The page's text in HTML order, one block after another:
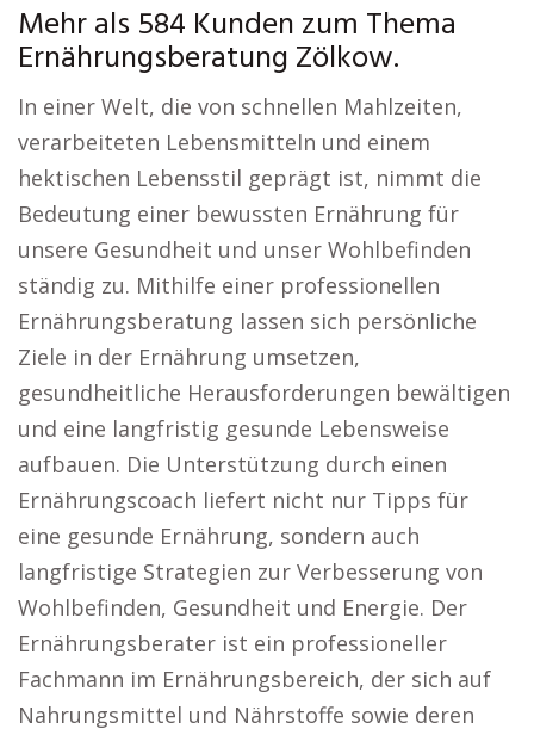
Mehr als 584 Kunden zum Thema
Ernährungsberatung Zölkow.
In einer Welt, die von schnellen Mahlzeiten,
verarbeiteten Lebensmitteln und einem
hektischen Lebensstil geprägt ist, nimmt die
Bedeutung einer bewussten Ernährung für
unsere Gesundheit und unser Wohlbefinden
ständig zu. Mithilfe einer professionellen
Ernährungsberatung lassen sich persönliche
Ziele in der Ernährung umsetzen,
gesundheitliche Herausforderungen bewältigen
und eine langfristig gesunde Lebensweise
aufbauen. Die Unterstützung durch einen
Ernährungscoach liefert nicht nur Tipps für
eine gesunde Ernährung, sondern auch
langfristige Strategien zur Verbesserung von
Wohlbefinden, Gesundheit und Energie. Der
Ernährungsberater ist ein professioneller
Fachmann im Ernährungsbereich, der sich auf
Nahrungsmittel und Nährstoffe sowie deren